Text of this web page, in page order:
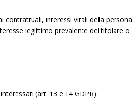
contrattuali, interessi vitali della persona
legittimo prevalente del titolare o
(art. 13 e 14 GDPR).